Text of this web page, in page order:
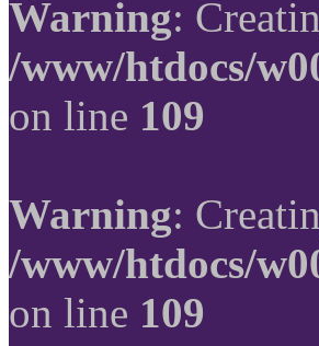
Warning:
/www/htdocs/
on line 109
Warning:
/www/htdocs/
on line 109